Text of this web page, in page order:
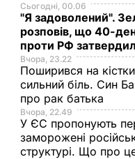
Сьогодні, 00.06
"Я задоволений".
розповів, що 40-
проти РФ
Вчора, 23.22
Поширився на
сильний біль. Син
про рак батька
Вчора, 22.49
У ЄС пропонують
заморожені
структурі. Що про